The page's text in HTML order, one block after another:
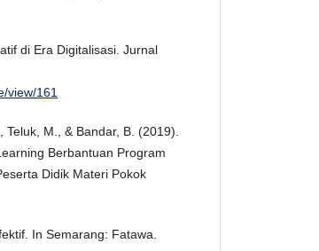
di Era Digitalisasi. Jurnal
view/161
M., & Bandar, B. (2019).
Berbantuan Program
Didik Materi Pokok
In Semarang: Fatawa.